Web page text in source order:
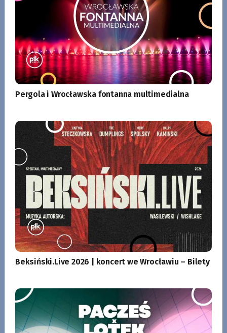
Pergola i Wrocławska fontanna multimedialna
Beksiński.Live 2026 | koncert we Wrocławiu – Bilety